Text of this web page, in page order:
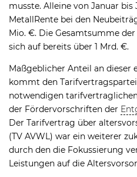
musste. Alleine von Januar bis
MetallRente bei den
Mio. €. Die Gesamtsumme
sich auf bereits über 1 Mrd. €.
Maßgeblicher Anteil an
kommt den
notwendigen
der Fördervorschriften der
Der Tarifvertrag über
(TV AVWL) war ein weiterer
durch den die Fokussierung
Leistungen auf die